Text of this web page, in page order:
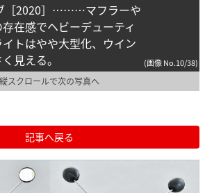
［2020］………マフラーや
在感でヘビーデューティ
トはやや大型化、ウイン
見える。
(画像 No.10/38)
縦スクロールで次の写真へ
記事へ戻る